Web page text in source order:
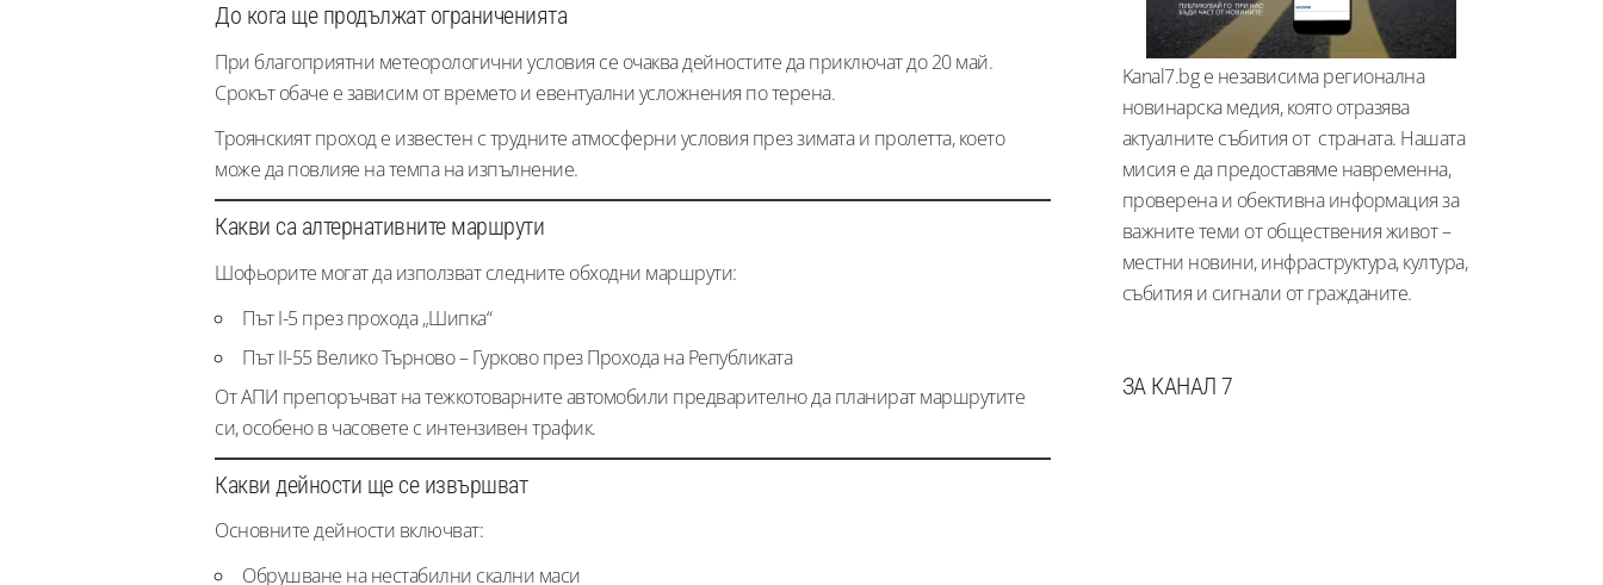
До кога ще продължат ограниченията
При благоприятни метеорологични условия се очаква дейностите да приключат до 20 май.
Срокът обаче е зависим от времето и евентуални усложнения по терена.
Троянският проход е известен с трудните атмосферни условия през зимата и пролетта, което
може да повлияе на темпа на изпълнение.
Какви са алтернативните маршрути
Шофьорите могат да използват следните обходни маршрути:
Път I-5 през прохода „Шипка“
Път II-55 Велико Търново – Гурково през Прохода на Републиката
От АПИ препоръчват на тежкотоварните автомобили предварително да планират маршрутите
си, особено в часовете с интензивен трафик.
Какви дейности ще се извършват
Основните дейности включват:
Обрушване на нестабилни скални маси
Kanal7.bg е независима регионална
новинарска медия, която отразява
актуалните събития от страната. Нашата
мисия е да предоставяме навременна,
проверена и обективна информация за
важните теми от обществения живот –
местни новини, инфраструктура, култура,
събития и сигнали от гражданите.
ЗА КАНАЛ 7